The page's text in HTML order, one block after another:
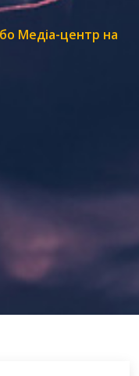
Медіа-центр на